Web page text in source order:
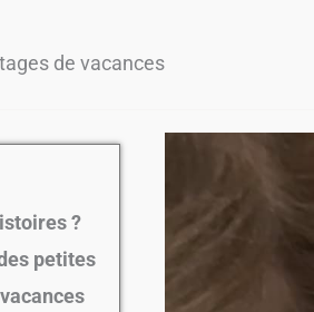
de vacances
?
petites